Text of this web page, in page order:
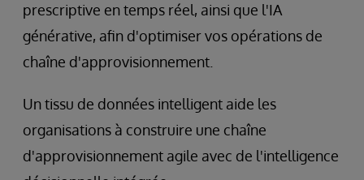
prescriptive en temps réel, ainsi que l'IA
générative, afin d'optimiser vos opérations de
chaîne d'approvisionnement.
Un tissu de données intelligent aide les
organisations à construire une chaîne
d'approvisionnement agile avec de l'intelligence